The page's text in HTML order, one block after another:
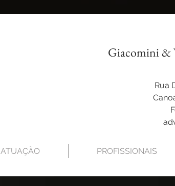
Giacomini &
Rua
ATUAÇÃO PROFISSIONAIS